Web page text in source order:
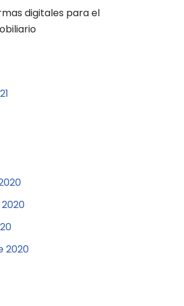
digitales para el
2020